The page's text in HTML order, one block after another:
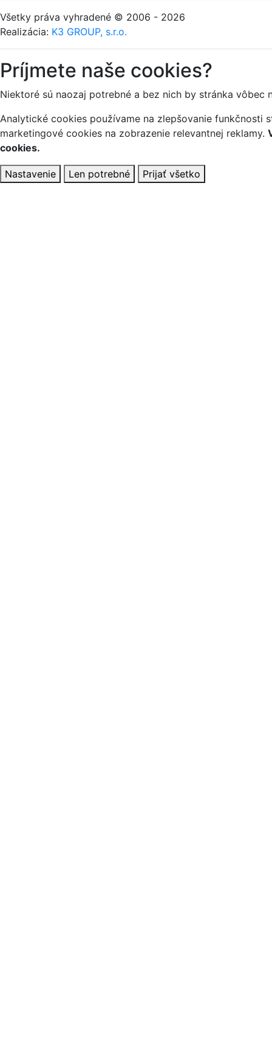
Všetky práva vyhradené © 2006 - 2026
Realizácia: K3 GROUP, s.r.o.
Príjmete naše cookies?
Niektoré sú naozaj potrebné a bez nich by stránka vôbec
Analytické cookies používame na zlepšovanie funkčnosti
marketingové cookies na zobrazenie relevantnej reklamy.
cookies.
Nastavenie Len potrebné Prijať všetko